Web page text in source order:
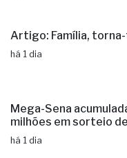
Artigo: Família,
há 1 dia
Mega-Sena
milhões em sorteio
há 1 dia